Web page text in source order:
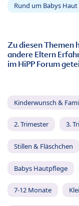
Rund um Babys Haut
Zu diesen Themen
andere Eltern
im HiPP Forum
Kinderwunsch &
2. Trimester 3.
Stillen & Fläschchen
Babys Hautpflege
7-12 Monate